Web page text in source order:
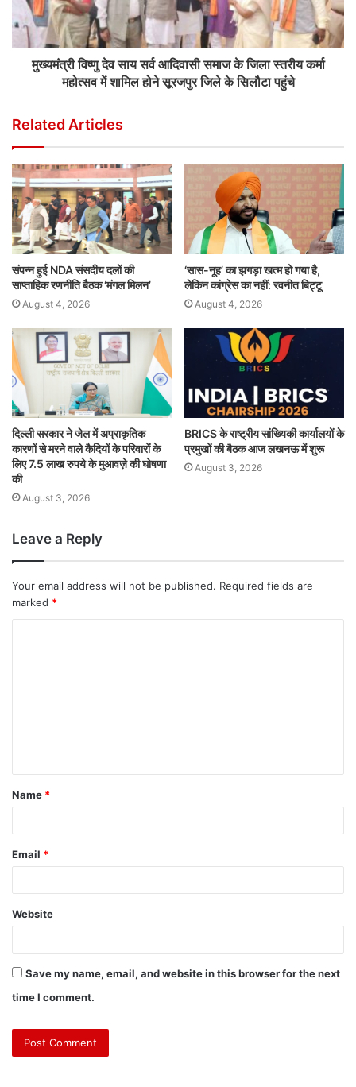
मुख्यमंत्री विष्णु देव साय सर्व आदिवासी समाज के जिला स्तरीय कर्मा
महोत्सव में शामिल होने सूरजपुर जिले के सिलौटा पहुंचे
Related Articles
संपन्न हुई NDA संसदीय दलों की
साप्ताहिक रणनीति बैठक ‘मंगल मिलन’
August 4, 2026
‘सास-नूह’ का झगड़ा खत्म हो गया है,
लेकिन कांग्रेस का नहीं: रवनीत बिट्टू
August 4, 2026
दिल्ली सरकार ने जेल में अप्राकृतिक
कारणों से मरने वाले कैदियों के परिवारों के
लिए 7.5 लाख रुपये के मुआवज़े की घोषणा
की
August 3, 2026
BRICS के राष्ट्रीय सांख्यिकी कार्यालयों के
प्रमुखों की बैठक आज लखनऊ में शुरू
August 3, 2026
Leave a Reply
Your email address will not be published. Required fields are
marked *
Name *
Email *
Website
Save my name, email, and website in this browser for the next
time I comment.